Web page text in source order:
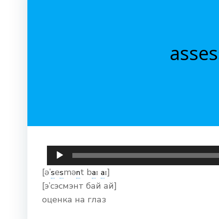
Аудиоплеер
[ə’sesmənt baɪ aɪ]
[э’сэсмэнт бай ай]
оценка на глаз